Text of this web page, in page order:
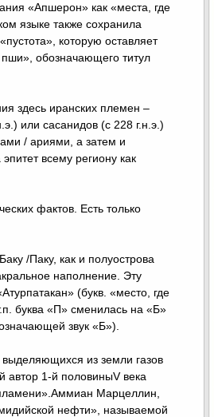
«Апшерон» как «места, где
языке также сохранила
которую оставляет
обозначающего титул
здесь иранских племен –
или сасанидов (с 228 г.н.э.)
/ ариями, а затем и
всему региону как
фактов. Есть только
/Паку, как и полуострова
наполнение. Эту
(букв. «место, где
буква «П» сменилась на «Б»
звук «Б»).
из земли газов
автор 1-й половиныV века
Марцеллин,
нефти», называемой